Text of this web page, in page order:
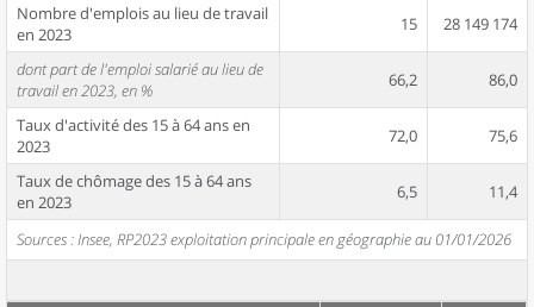
Nombre d'emplois au lieu de travail
en 2023
15 28 149 174
dont part de l'emploi salarié au lieu de
travail en 2023, en %
66,2 86,0
Taux d'activité des 15 à 64 ans en
2023
72,0 75,6
Taux de chômage des 15 à 64 ans
en 2023
6,5 11,4
Sources : Insee, RP2023 exploitation principale en géographie au 01/01/2026